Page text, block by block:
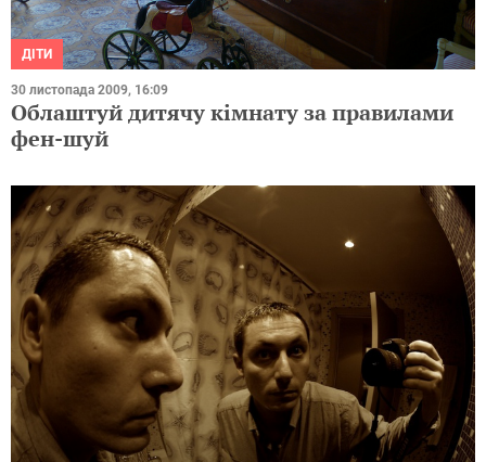
ДІТИ
30 листопада 2009, 16:09
Облаштуй дитячу кімнату за правилами
фен-шуй